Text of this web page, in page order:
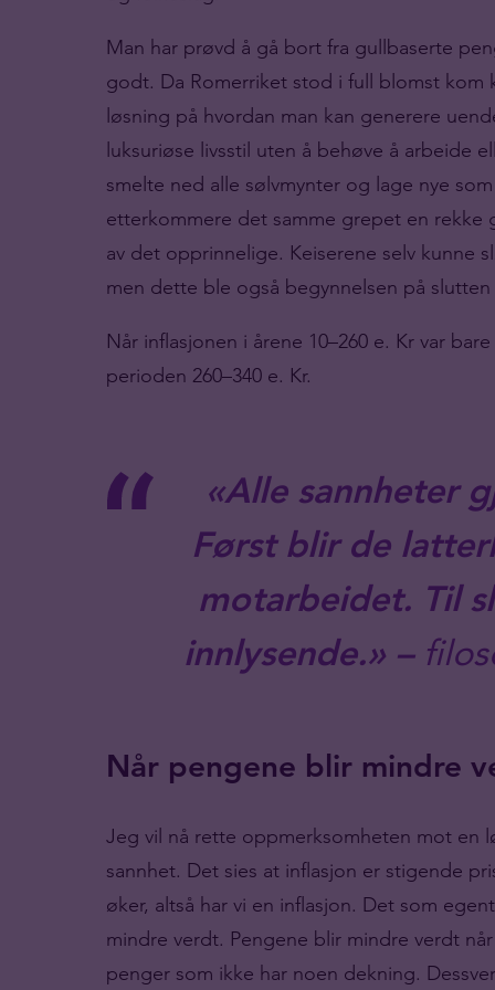
Man har prøvd å gå bort fra gullbaserte
godt. Da Romerriket stod i full blomst kom
løsning på hvordan man kan generere
luksuriøse livsstil uten å behøve å arbeide
smelte ned alle sølvmynter og lage nye
etterkommere det samme grepet en rekke
av det opprinnelige. Keiserene selv kunne
men dette ble også begynnelsen på
Når inflasjonen i årene 10–260 e. Kr var
perioden 260–340 e. Kr.
«Alle sannheter
Først blir de
motarbeidet. Til
innlysende.» –
Når pengene blir mindre
Jeg vil nå rette oppmerksomheten mot en
sannhet. Det sies at inflasjon er stigende
øker, altså har vi en inflasjon. Det som
mindre verdt. Pengene blir mindre verdt
penger som ikke har noen dekning.